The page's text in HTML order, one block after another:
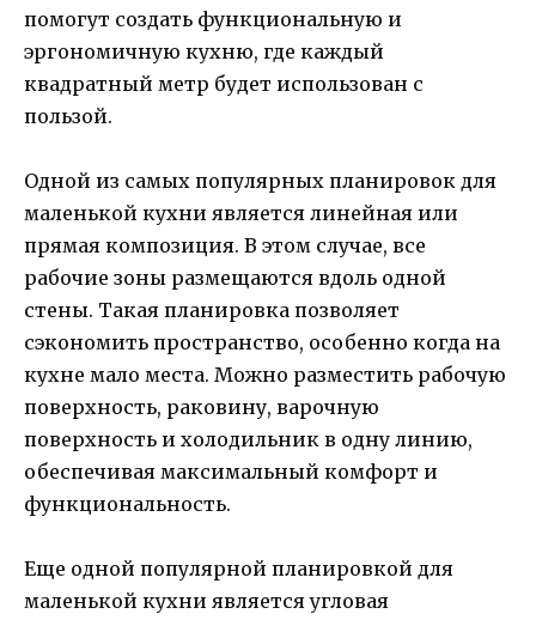
помогут создать функциональную и
эргономичную кухню, где каждый
квадратный метр будет использован с
пользой.
Одной из самых популярных планировок для
маленькой кухни является линейная или
прямая композиция. В этом случае, все
рабочие зоны размещаются вдоль одной
стены. Такая планировка позволяет
сэкономить пространство, особенно когда на
кухне мало места. Можно разместить рабочую
поверхность, раковину, варочную
поверхность и холодильник в одну линию,
обеспечивая максимальный комфорт и
функциональность.
Еще одной популярной планировкой для
маленькой кухни является угловая